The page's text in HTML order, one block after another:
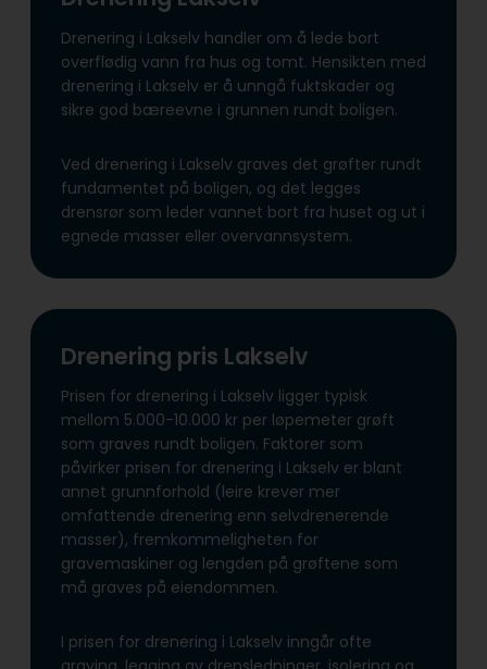
Drenering i Lakselv handler om å lede bort
overflødig vann fra hus og tomt. Hensikten med
drenering i Lakselv er å unngå fuktskader og
sikre god bæreevne i grunnen rundt boligen.
Ved drenering i Lakselv graves det grøfter rundt
fundamentet på boligen, og det legges
drensrør som leder vannet bort fra huset og ut i
egnede masser eller overvannsystem.
Drenering pris Lakselv
Prisen for drenering i Lakselv ligger typisk
mellom 5.000-10.000 kr per løpemeter grøft
som graves rundt boligen. Faktorer som
påvirker prisen for drenering i Lakselv er blant
annet grunnforhold (leire krever mer
omfattende drenering enn selvdrenerende
masser), fremkommeligheten for
gravemaskiner og lengden på grøftene som
må graves på eiendommen.
I prisen for drenering i Lakselv inngår ofte